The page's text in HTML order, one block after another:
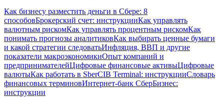
Как бизнесу разместить деньги в Сбере: 8
способовБрокерский счет: инструкцииКак управлять
валютным рискомКак управлять процентным рискомКак
понимать прогнозы аналитиковКак выбирать ценные бумаги
и какой стратегии следоватьИнфляция, ВВП и другие
показатели макроэкономикиОпыт компаний и
предпринимателейЦифровые финансовые активыЦифровые
валютыКак работать в SberCIB Terminal: инструкцииСловарь
финансовых терминовИнтернет-банк СберБизнес:
инструкции